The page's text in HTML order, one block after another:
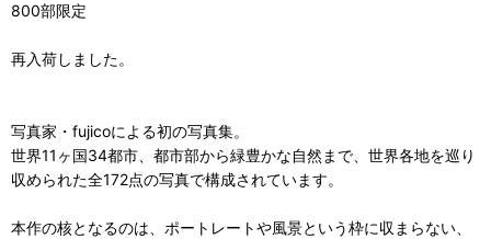
800部限定
再入荷しました。
写真家・fujicoによる初の写真集。
世界11ヶ国34都市、都市部から緑豊かな自然まで、世界各地を巡り
収められた全172点の写真で構成されています。
本作の核となるのは、ポートレートや風景という枠に収まらない、